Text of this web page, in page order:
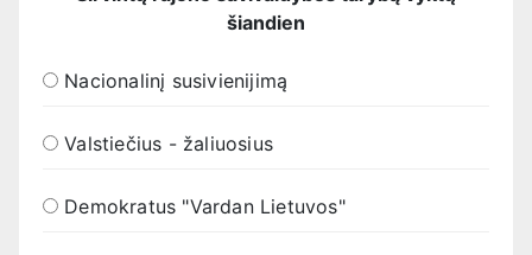
šiandien
Nacionalinį susivienijimą
Valstiečius - žaliuosius
Demokratus "Vardan Lietuvos"